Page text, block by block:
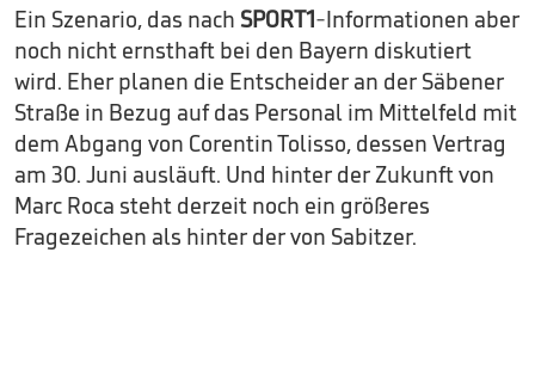
Ein Szenario, das nach SPORT1-Informationen aber
noch nicht ernsthaft bei den Bayern diskutiert
wird. Eher planen die Entscheider an der Säbener
Straße in Bezug auf das Personal im Mittelfeld mit
dem Abgang von Corentin Tolisso, dessen Vertrag
am 30. Juni ausläuft. Und hinter der Zukunft von
Marc Roca steht derzeit noch ein größeres
Fragezeichen als hinter der von Sabitzer.